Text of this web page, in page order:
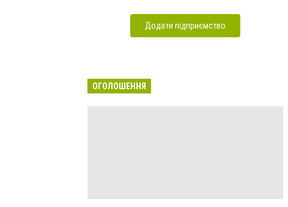
Додати підприємство
ОГОЛОШЕННЯ